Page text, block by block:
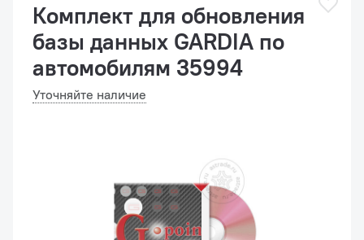
Комплект для обновления
базы данных GARDIA по
автомобилям 35994
Уточняйте наличие